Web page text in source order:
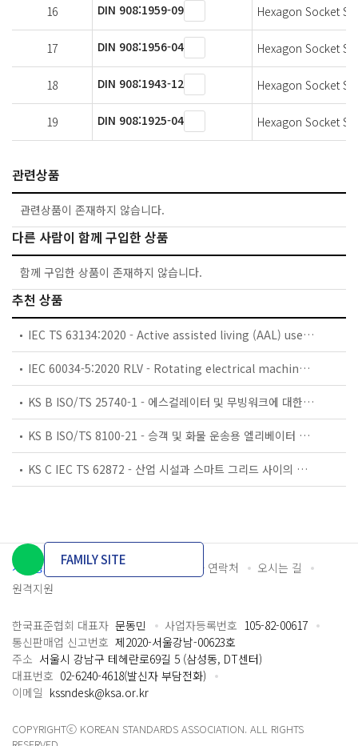
16 DIN 908:1959-09 Hexagon Socket
17 DIN 908:1956-04 Hexagon Socket
18 DIN 908:1943-12 Hexagon Socket
19 DIN 908:1925-04 Hexagon Socket
관련상품
관련상품이 존재하지 않습니다.
다른 사람이 함께 구입한 상품
함께 구입한 상품이 존재하지 않습니다.
추천 상품
IEC TS 63134:2020 - Active assisted living (AAL) use cases
IEC 60034-5:2020 RLV - Rotating electrical machines - Part 5: Degrees of protection provided by the integral design of rotating electrical machines (IP code) - Classification
KS B ISO/TS 25740-1 - 에스컬레이터 및 무빙워크에 대한 안전요건 — 제1부: 세계공통 필수 안전요건(GESRs)
KS B ISO/TS 8100-21 - 승객 및 화물 운송용 엘리베이터 —제21부: 세계공통 필수안전요건(GESRs)을 충족하는 세계공통 안전 파라미터(GSPs)
KS C IEC TS 62872 - 산업 시설과 스마트 그리드 사이의 산업 공정 측정, 제어 및 자동화 시스템 인터페이스
개인정보처리방침 이용약관 담당자 연락처
오시는 길
원격지원
FAMILY SITE
한국표준협회 대표자 문동민 사업자등록번호 105-82-00617
통신판매업 신고번호 제2020-서울강남-00623호
주소 서울시 강남구 테헤란로69길 5 (삼성동, DT센터)
대표번호 02-6240-4618(발신자 부담전화)
이메일 kssndesk@ksa.or.kr
COPYRIGHTⓒ KOREAN STANDARDS ASSOCIATION. ALL RIGHTS